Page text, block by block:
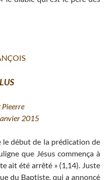
Pieerre
2015
le début de la prédication de
que Jésus commença à
ait été arrêté » (1,14). Juste
du Baptiste, qui a annoncé